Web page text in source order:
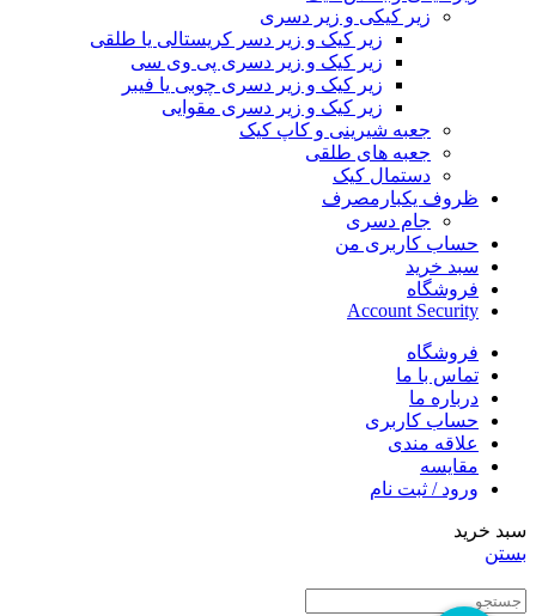
زیر کیکی و زیر دسری
زیر کیک و زیر دسر کریستالی یا طلقی
زیر کیک و زیر دسری پی وی سی
زیر کیک و زیر دسری چوبی یا فیبر
زیر کیک و زیر دسری مقوایی
جعبه شیرینی و کاپ کیک
جعبه های طلقی
دستمال کیک
ظروف یکبارمصرف
جام دسری
حساب کاربری من
سبد خرید
فروشگاه
Account Security
فروشگاه
تماس با ما
درباره ما
حساب کاربری
علاقه مندی
مقایسه
ورود / ثبت نام
سبد خرید
بستن